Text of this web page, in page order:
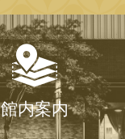
館内案内